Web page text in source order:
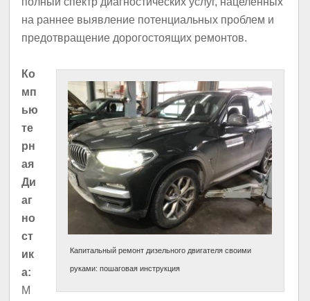
на раннее выявление потенциальных проблем и
предотвращение дорогостоящих ремонтов.
Капитальный ремонт дизельного двигателя своими
руками: пошаговая инструкция
Ко
мп
ью
те
рн
ая
Ди
аг
но
ст
ик
а:
М